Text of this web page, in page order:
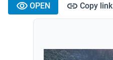
OPEN Copy link